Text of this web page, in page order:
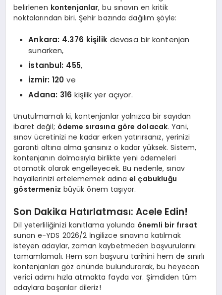
belirlenen kontenjanlar, bu sınavın en kritik
noktalarından biri. Şehir bazında dağılım şöyle:
Ankara: 4.376 kişilikdevasa bir kontenjan
sunarken,
İstanbul: 455,
İzmir: 120 ve
Adana: 316 kişilik yer açıyor.
Unutulmamalı ki, kontenjanlar yalnızca bir sayıdan
ibaret değil; ödeme sırasına göre dolacak. Yani,
sınav ücretinizi ne kadar erken yatırırsanız, yerinizi
garanti altına alma şansınız o kadar yüksek. Sistem,
kontenjanın dolmasıyla birlikte yeni ödemeleri
otomatik olarak engelleyecek. Bu nedenle, sınav
hayallerinizi ertelememek adınael çabukluğu
göstermeniz büyük önem taşıyor.
Son Dakika Hatırlatması: Acele Edin!
Dil yeterliliğinizi kanıtlama yolunda önemli bir fırsat
sunan e-YDS 2026/2 İngilizce sınavına katılmak
isteyen adaylar, zaman kaybetmeden başvurularını
tamamlamalı. Hem son başvuru tarihini hem de sınırlı
kontenjanları göz önünde bulundurarak, bu heyecan
verici adımı hızla atmakta fayda var. Şimdiden tüm
adaylara başarılar dileriz!